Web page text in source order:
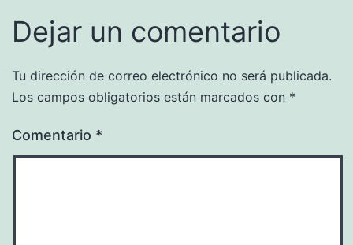
Dejar un comentario
Tu dirección de correo electrónico no será publicada.
Los campos obligatorios están marcados con *
Comentario *